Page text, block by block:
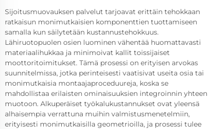
Sijoitusmuovauksen palvelut tarjoavat erittäin tehokkaan
ratkaisun monimutkaisien komponenttien tuottamiseen
samalla kun säilytetään kustannustehokkuus.
Lähiruotopuolen osien luominen vähentää huomattavasti
materiaalihukkaa ja minimoivat kallit toissijaiset
moottoritoimitukset. Tämä prosessi on erityisen arvokas
suunnitelmissa, jotka perinteisesti vaatisivat useita osia tai
monimutkaisia montaajaproceduureja, koska se
mahdollistaa erilaisten ominaisuuksien integroinnin yhteen
muotoon. Alkuperäiset työkalukustannukset ovat yleensä
alhaisempia verrattuna muihin valmistusmenetelmiin,
erityisesti monimutkaisilla geometrioilla, ja prosessi tulee